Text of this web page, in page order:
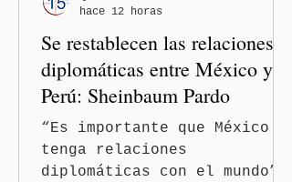
Se restablecen las relaciones
diplomáticas entre México y
Perú: Sheinbaum Pardo
“Es importante que México
tenga relaciones
diplomáticas con el mundo”,
hace 12 horas